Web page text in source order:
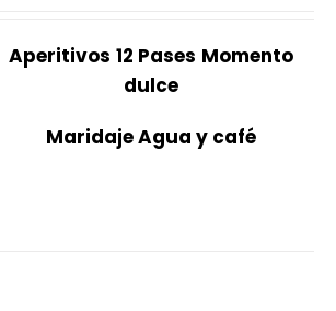
Aperitivos 12 Pases Momento
dulce
Maridaje Agua y café